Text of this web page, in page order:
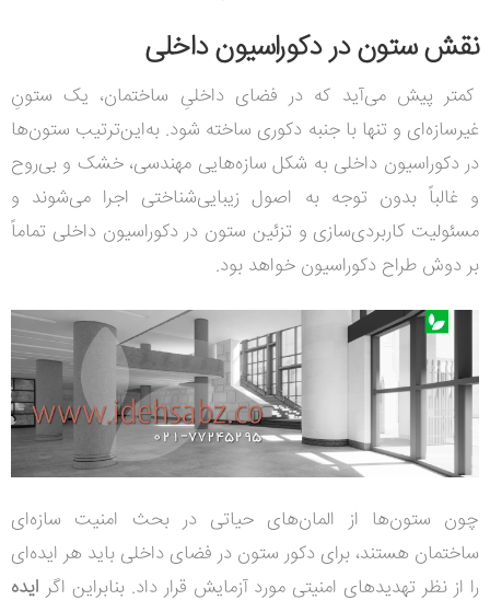
نقش ستون در دکوراسیون داخلی
کمتر پیش می‌آید که در فضای داخلیِ ساختمان، یک ستونِ
غیرسازه‌ای و تنها با جنبه دکوری ساخته شود. به‌این‌ترتیب ستون‌ها
در دکوراسیون داخلی به شکل سازه‌هایی مهندسی، خشک و بی‌روح
و غالباً بدون توجه به اصول زیبایی‌شناختی اجرا می‌شوند و
مسئولیت کاربردی‌سازی و تزئین ستون در دکوراسیون داخلی تماماً
بر دوش طراح دکوراسیون خواهد بود.
چون ستون‌ها از المان‌های حیاتی در بحث امنیت سازه‌ای
ساختمان هستند، برای دکور ستون در فضای داخلی باید هر ایده‌ای
را از نظر تهدیدهای امنیتی مورد آزمایش قرار داد. بنابراین اگر ایده